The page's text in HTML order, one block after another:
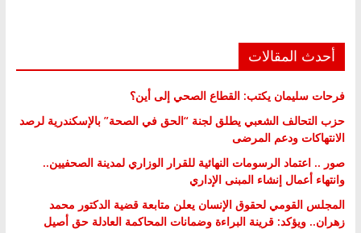
أحدث المقالات
فرحات سليمان يكتب: القطاع الصحي إلى أين؟
حزب التحالف الشعبي يطلق لجنة “الحق في الصحة” بالإسكندرية لرصد
الانتهاكات ودعم المرضى
صور .. اعتماد الرسومات النهائية للقرار الوزاري لمدينة الصحفيين..
وانتهاء أعمال إنشاء المبنى الإداري
المجلس القومي لحقوق الإنسان يعلن متابعة قضية الدكتور محمد
زهران.. ويؤكد: قرينة البراءة وضمانات المحاكمة العادلة حق أصيل